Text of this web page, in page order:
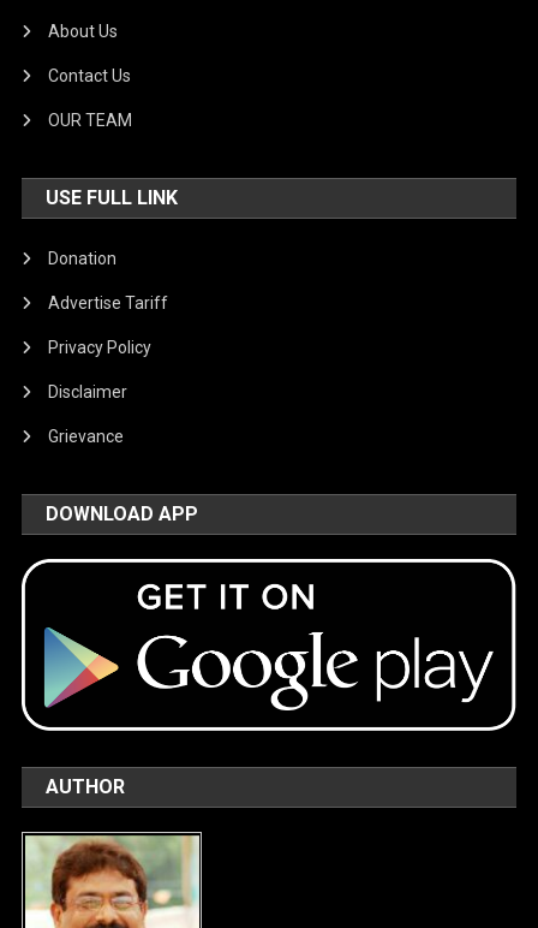
About Us
Contact Us
OUR TEAM
USE FULL LINK
Donation
Advertise Tariff
Privacy Policy
Disclaimer
Grievance
DOWNLOAD APP
AUTHOR